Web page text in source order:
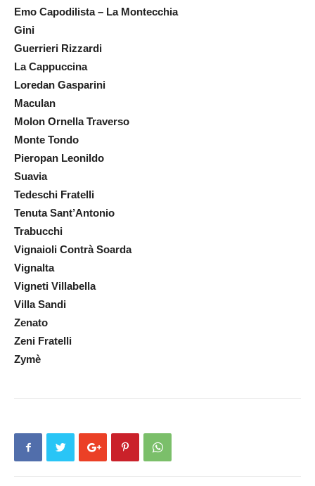
Emo Capodilista – La Montecchia
Gini
Guerrieri Rizzardi
La Cappuccina
Loredan Gasparini
Maculan
Molon Ornella Traverso
Monte Tondo
Pieropan Leonildo
Suavia
Tedeschi Fratelli
Tenuta Sant’Antonio
Trabucchi
Vignaioli Contrà Soarda
Vignalta
Vigneti Villabella
Villa Sandi
Zenato
Zeni Fratelli
Zymè